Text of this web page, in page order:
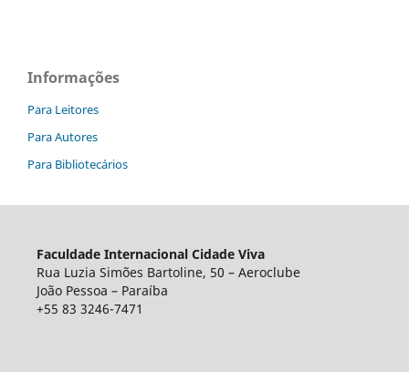
Informações
Para Leitores
Para Autores
Para Bibliotecários
Faculdade Internacional Cidade Viva
Rua Luzia Simões Bartoline, 50 – Aeroclube
João Pessoa – Paraíba
+55 83 3246-7471